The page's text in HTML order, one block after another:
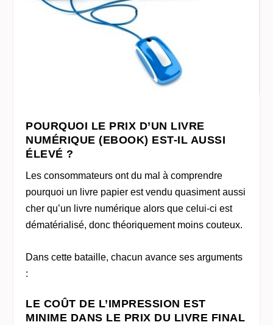
POURQUOI LE PRIX D’UN LIVRE
NUMÉRIQUE (EBOOK) EST-IL AUSSI
ÉLEVÉ ?
Les consommateurs ont du mal à comprendre
pourquoi un livre papier est vendu quasiment aussi
cher qu’un livre numérique alors que celui-ci est
dématérialisé, donc théoriquement moins couteux.
Dans cette bataille, chacun avance ses arguments
:
LE COÛT DE L’IMPRESSION EST
MINIME DANS LE PRIX DU LIVRE FINAL